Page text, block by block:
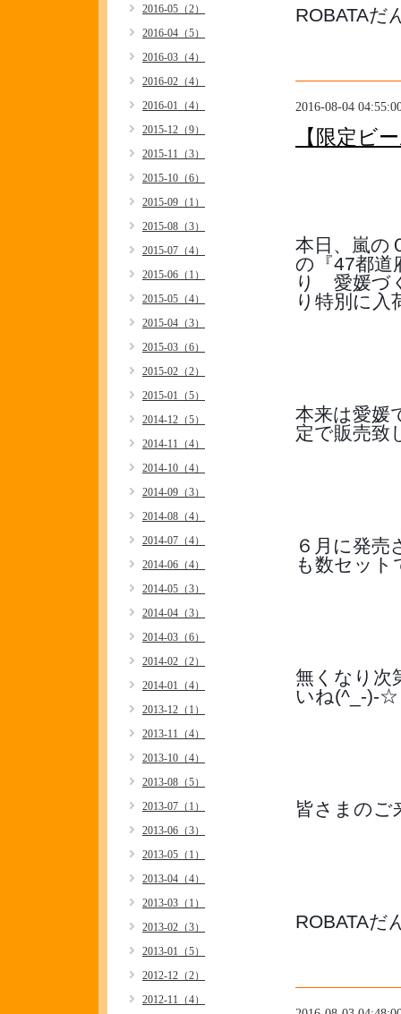
ROBATAだ
2016-08-04
【限定ビ
本日、嵐の
の『47都道
り　愛媛づ
り特別に入
本来は愛媛
定で販売致
６月に発
も数セット
無くなり次
いね(^_-)-☆
皆さまのご
ROBATAだ
2016-05（2）
2016-04（5）
2016-03（4）
2016-02（4）
2016-01（4）
2015-12（9）
2015-11（3）
2015-10（6）
2015-09（1）
2015-08（3）
2015-07（4）
2015-06（1）
2015-05（4）
2015-04（3）
2015-03（6）
2015-02（2）
2015-01（5）
2014-12（5）
2014-11（4）
2014-10（4）
2014-09（3）
2014-08（4）
2014-07（4）
2014-06（4）
2014-05（3）
2014-04（3）
2014-03（6）
2014-02（2）
2014-01（4）
2013-12（1）
2013-11（4）
2013-10（4）
2013-08（5）
2013-07（1）
2013-06（3）
2013-05（1）
2013-04（4）
2013-03（1）
2013-02（3）
2013-01（5）
2012-12（2）
2012-11（4）